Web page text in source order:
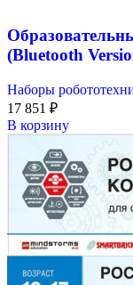
(Bluetooth
Наборы
17 851 ₽
В корзину